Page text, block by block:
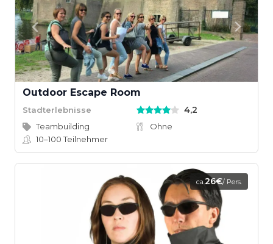
Outdoor Escape Room
Stadterlebnisse 4,2
Teambuilding
Ohne
10–100Teilnehmer
ca.26€/ Pers.